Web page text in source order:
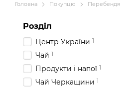
Головна Покупцю Перебендя
Розділ
Центр України 1
Чай 1
Продукти і напої 1
Чай Черкащини 1